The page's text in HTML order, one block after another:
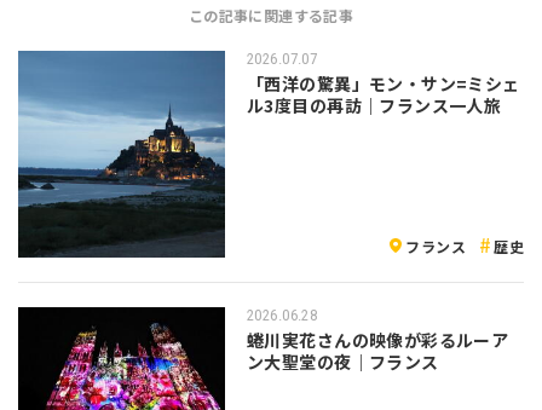
この記事に関連する記事
2026.07.07
「西洋の驚異」モン・サン=ミシェ
ル3度目の再訪｜フランス一人旅
フランス 歴史
2026.06.28
蜷川実花さんの映像が彩るルーア
ン大聖堂の夜｜フランス